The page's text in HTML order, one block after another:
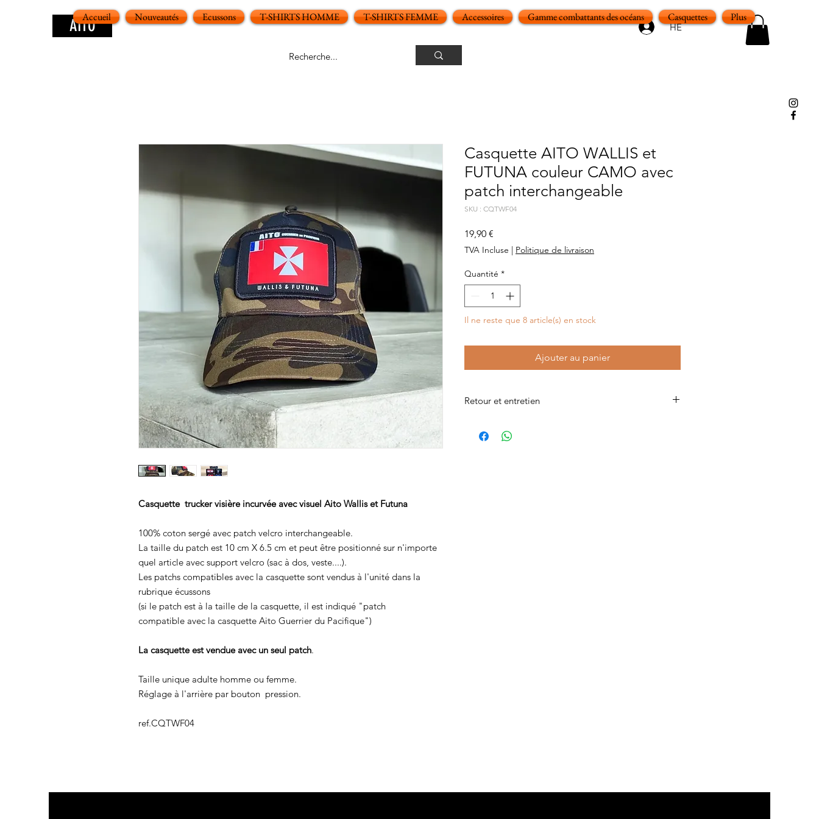
AITO HE
Accueil Nouveautés Ecussons T-SHIRTS HOMME T-SHIRTS FEMME Accessoires Gamme combattants des océans Casquettes Plus
Casquette trucker visière incurvée avec visuel Aito Wallis et Futuna
100% coton sergé avec patch velcro interchangeable.
La taille du patch est 10 cm X 6.5 cm et peut être positionné sur n'importe
quel article avec support velcro (sac à dos, veste....).
Les patchs compatibles avec la casquette sont vendus à l'unité dans la
rubrique écussons
(si le patch est à la taille de la casquette, il est indiqué "patch
compatible avec la casquette Aito Guerrier du Pacifique")
La casquette est vendue avec un seul patch.
Taille unique adulte homme ou femme.
Réglage à l'arrière par bouton pression.
ref.CQTWF04
Casquette AITO WALLIS et
FUTUNA couleur CAMO avec
patch interchangeable
SKU : CQTWF04
19,90 €
TVA Incluse | Politique de livraison
Quantité *
Il ne reste que 8 article(s) en stock
Ajouter au panier
Retour et entretien
Lavage à la main au savon de Marseille sans faire